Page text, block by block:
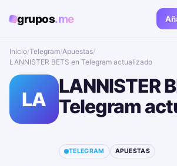
grupos.me
Inicio/Telegram/Apuestas/
LANNISTER BETS en Telegram actualizado📱🔥
LA
LANNISTER
Telegram
TELEGRAM APUESTAS